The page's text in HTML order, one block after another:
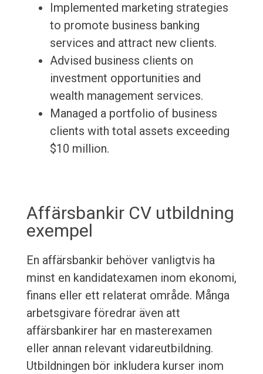
Implemented marketing strategies
to promote business banking
services and attract new clients.
Advised business clients on
investment opportunities and
wealth management services.
Managed a portfolio of business
clients with total assets exceeding
$10 million.
Affärsbankir CV utbildning
exempel
En affärsbankir behöver vanligtvis ha
minst en kandidatexamen inom ekonomi,
finans eller ett relaterat område. Många
arbetsgivare föredrar även att
affärsbankirer har en masterexamen
eller annan relevant vidareutbildning.
Utbildningen bör inkludera kurser inom